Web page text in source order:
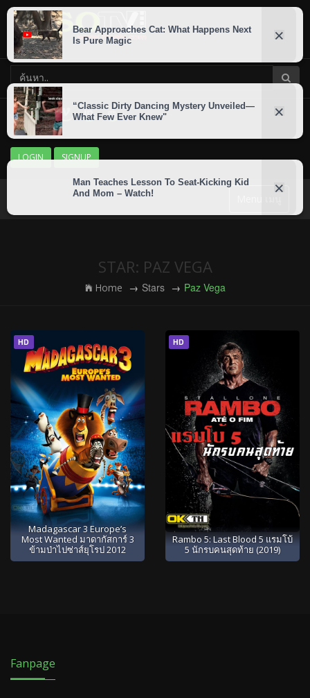
LOGIN SIGNUP
STAR: PAZ VEGA
Home Stars Paz Vega
HD
Madagascar 3 Europe’s
Most Wanted มาดากัสการ์ 3
ข้ามป่าไปซ่าส์ยุโรป 2012
HD
Rambo 5: Last Blood 5 แรมโบ้
5 นักรบคนสุดท้าย (2019)
Fanpage